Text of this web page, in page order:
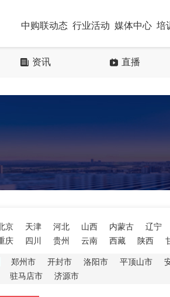
中购联动态 行业活动 媒体中心 培
资讯 直播
京 天津 河北 山西 内蒙古
辽宁
庆 四川 贵州 云南 西藏 陕西
郑州市 开封市 洛阳市 平顶山市
驻马店市 济源市